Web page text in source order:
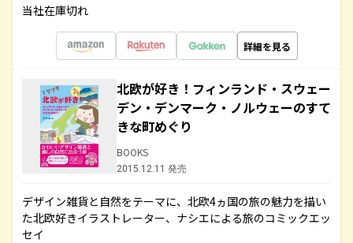
当社在庫切れ
詳細を見る
北欧が好き！フィンランド・スウェー
デン・デンマーク・ノルウェーのすて
きな町めぐり
BOOKS
2015.12.11 発売
デザイン雑貨と自然をテーマに、北欧4ヵ国の旅の魅力を描い
た北欧好きイラストレーター、ナシエによる旅のコミックエッ
セイ